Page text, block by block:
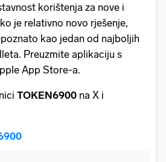
korištenja za nove i
je relativno novo rješenje,
kao jedan od najboljih
Preuzmite aplikaciju s
App Store-a.
TOKEN6900 na X i